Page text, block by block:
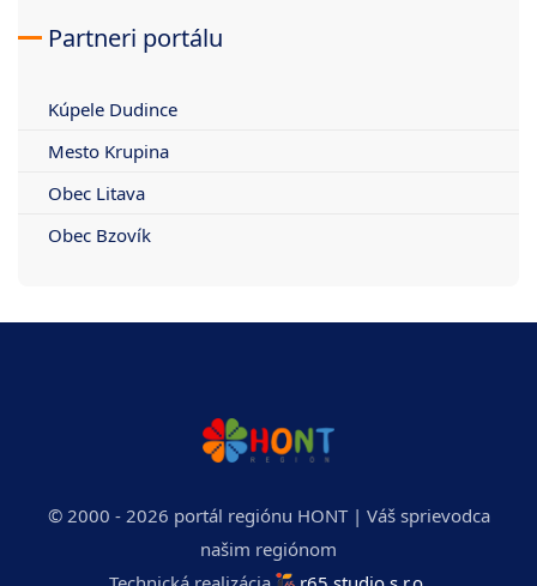
Partneri portálu
Kúpele Dudince
Mesto Krupina
Obec Litava
Obec Bzovík
© 2000 - 2026 portál regiónu HONT | Váš sprievodca
našim regiónom